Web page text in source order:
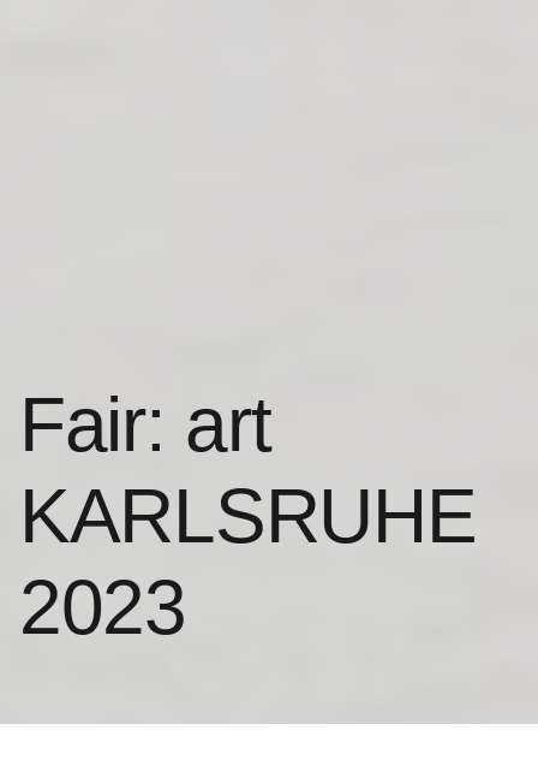
Fair: art
KARLSRUHE
2023